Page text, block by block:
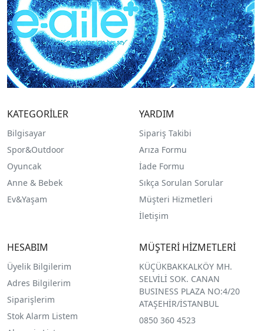
KATEGORİLER
Bilgisayar
Spor&Outdoor
Oyuncak
Anne & Bebek
Ev&Yaşam
YARDIM
Sipariş Takibi
Arıza Formu
İade Formu
Sıkça Sorulan Sorular
Müşteri Hizmetleri
İletişim
HESABIM
Üyelik Bilgilerim
Adres Bilgilerim
Siparişlerim
Stok Alarm Listem
MÜŞTERİ HİZMETLERİ
KÜÇÜKBAKKALKÖY MH.
SELVİLİ SOK. CANAN
BUSINESS PLAZA NO:4/20
ATAŞEHİR/İSTANBUL
0850 360 4523